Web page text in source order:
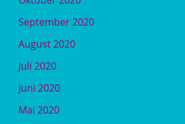
September 2020
August 2020
Juli 2020
Juni 2020
Mai 2020